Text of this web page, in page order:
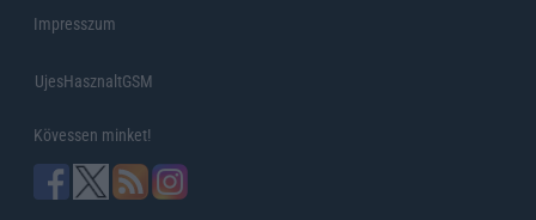
Impresszum
UjesHasznaltGSM
Kövessen minket!